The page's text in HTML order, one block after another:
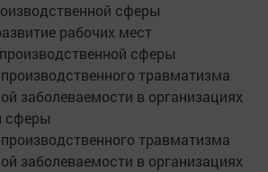
сферы
рабочих мест
сферы
травматизма
заболеваемости в организациях
сферы
травматизма
заболеваемости в организациях